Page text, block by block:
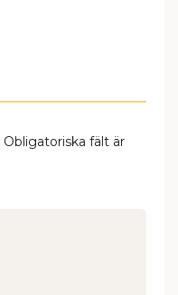
Obligatoriska fält är